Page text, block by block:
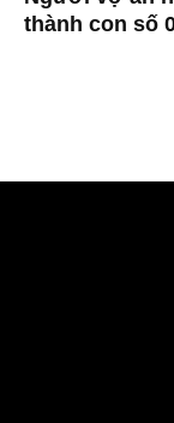
thành con số